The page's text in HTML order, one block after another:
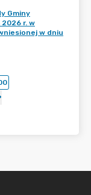
Gminy
r. w
w dniu